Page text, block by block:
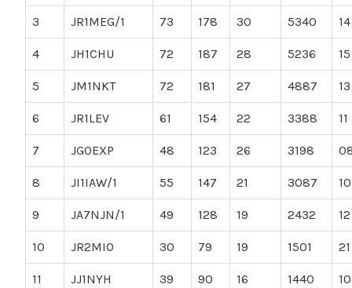
3 JR1MEG/1 73 178 30 5340 14
4 JH1CHU 72 187 28 5236 15
5 JM1NKT 72 181 27 4887 13
6 JR1LEV 61 154 22 3388 11
7 JG0EXP 48 123 26 3198
8 JI1IAW/1 55 147 21 3087 10
9 JA7NJN/1 49 128 19 2432 12
10 JR2MIO 30 79 19 1501 21
11 JJ1NYH 39 90 16 1440 10